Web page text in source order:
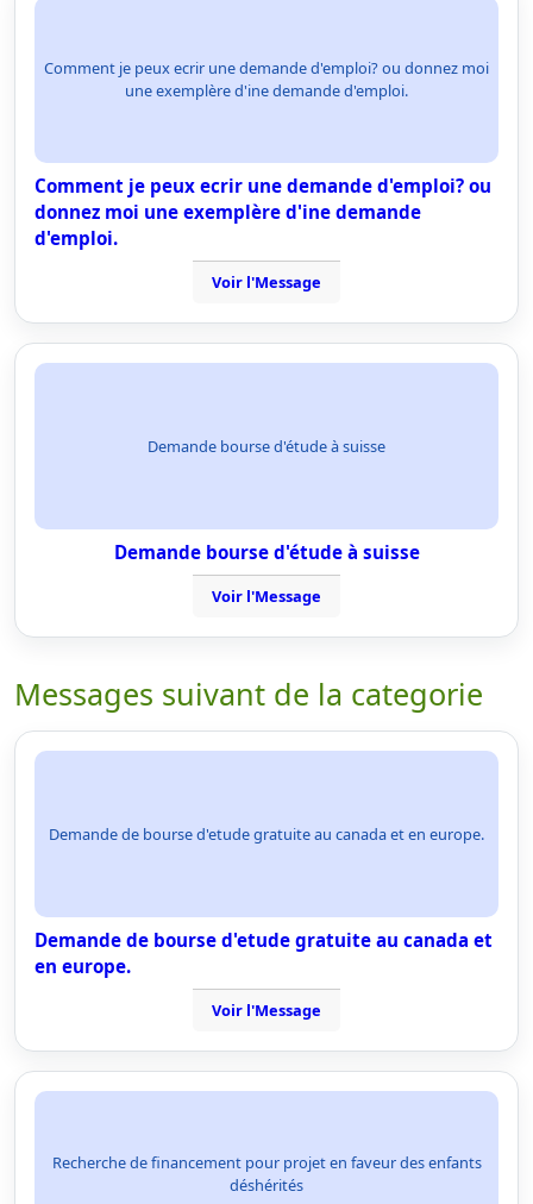
Comment je peux ecrir une demande d'emploi? ou donnez moi
une exemplère d'ine demande d'emploi.
Comment je peux ecrir une demande d'emploi? ou
donnez moi une exemplère d'ine demande
d'emploi.
Voir l'Message
Demande bourse d'étude à suisse
Demande bourse d'étude à suisse
Voir l'Message
Messages suivant de la categorie
Demande de bourse d'etude gratuite au canada et en europe.
Demande de bourse d'etude gratuite au canada et
en europe.
Voir l'Message
Recherche de financement pour projet en faveur des enfants
déshérités